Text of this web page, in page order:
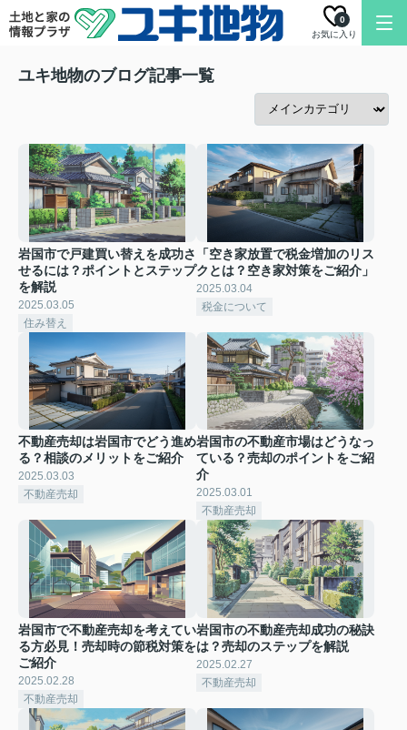
お気に入り
0
ユキ地物のブログ記事一覧
岩国市で戸建買い替えを成功さ
せるには？ポイントとステップ
を解説
2025.03.05
住み替え
「空き家放置で税金増加のリス
クとは？空き家対策をご紹介」
2025.03.04
税金について
不動産売却は岩国市でどう進め
る？相談のメリットをご紹介
2025.03.03
不動産売却
岩国市の不動産市場はどうなっ
ている？売却のポイントをご紹
介
2025.03.01
不動産売却
岩国市で不動産売却を考えてい
る方必見！売却時の節税対策を
ご紹介
2025.02.28
不動産売却
岩国市の不動産売却成功の秘訣
は？売却のステップを解説
2025.02.27
不動産売却